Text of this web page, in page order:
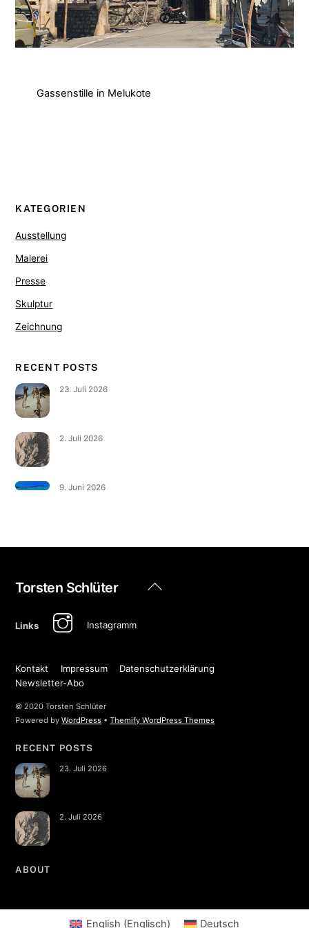
Gassenstille in Melukote
KATEGORIEN
Ausstellung
Malerei
Presse
Skulptur
Zeichnung
RECENT POSTS
23. Juli 2026
2. Juli 2026
9. Juni 2026
Back
Torsten Schlüter
Links Instagramm
Kontakt Impressum
Datenschutzerklärung
Newsletter-Abo
© 2020 Torsten Schlüter
Powered byWordPress •Themify WordPress Themes
RECENT POSTS
23. Juli 2026
2. Juli 2026
ABOUT
English (Englisch) Deutsch